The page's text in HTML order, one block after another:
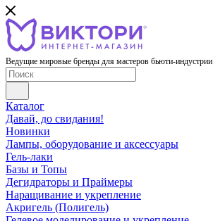
Ведущие мировые бренды для мастеров бьюти-индустрии
Каталог
Давай, до свидания!
Новинки
Лампы, оборудование и аксессуары
Гель-лаки
Базы и Топы
Дегидраторы и Праймеры
Наращивание и укрепление
Акригель (Полигель)